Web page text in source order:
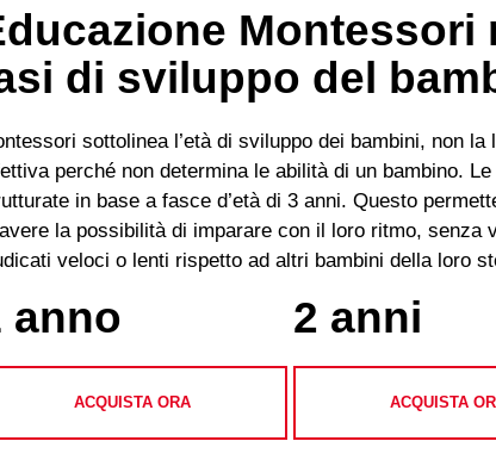
Montessori
di sviluppo del
sottolinea l’età di sviluppo dei bambini, non la
perché non determina le abilità di un bambino.
in base a fasce d’età di 3 anni. Questo
la possibilità di imparare con il loro ritmo, senza
veloci o lenti rispetto ad altri bambini della loro
anno
ACQUISTA ORA
2 anni
ACQUISTA